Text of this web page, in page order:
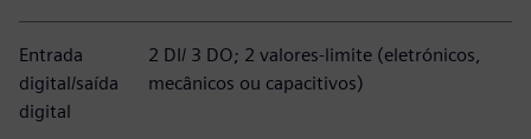
Entrada
digital/saída
digital
2 DI/ 3 DO; 2 valores-limite (eletrónicos,
mecânicos ou capacitivos)